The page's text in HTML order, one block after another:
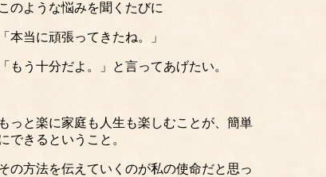
このような悩みを聞くたびに
「本当に頑張ってきたね。」
「もう十分だよ。」と言ってあげたい。
もっと楽に家庭も人生も楽しむことが、簡単
できるということ。
の方法を伝えていくのが私の使命だと思っ